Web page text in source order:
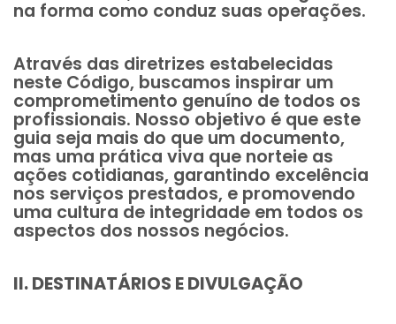
na forma como conduz suas operações.
Através das diretrizes estabelecidas
neste Código, buscamos inspirar um
comprometimento genuíno de todos os
profissionais. Nosso objetivo é que este
guia seja mais do que um documento,
mas uma prática viva que norteie as
ações cotidianas, garantindo excelência
nos serviços prestados, e promovendo
uma cultura de integridade em todos os
aspectos dos nossos negócios.
II. DESTINATÁRIOS E DIVULGAÇÃO